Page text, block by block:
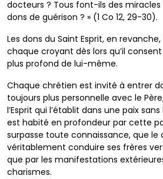
docteurs ? Tous font-ils des
dons de guérison ? » (1 Co 12, 29-30).
Les dons du Saint Esprit, en
chaque croyant dès lors qu’il
plus profond de lui-même.
Chaque chrétien est invité à entrer
toujours plus personnelle avec le
l’Esprit qui l’établit dans une paix sans
est habité en profondeur par cette
surpasse toute connaissance, que le
véritablement conduire ses frères
que par les manifestations
charismes.